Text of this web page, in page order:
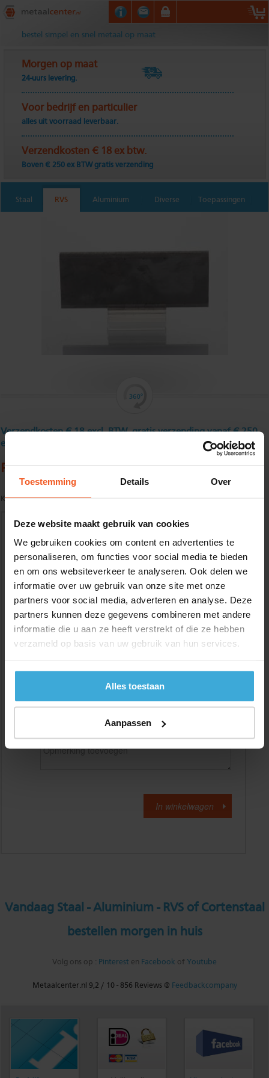
Toestemming Details Over
Deze website maakt gebruik van cookies
We gebruiken cookies om content en advertenties te
personaliseren, om functies voor social media te bieden
en om ons websiteverkeer te analyseren. Ook delen we
informatie over uw gebruik van onze site met onze
partners voor social media, adverteren en analyse. Deze
partners kunnen deze gegevens combineren met andere
informatie die u aan ze heeft verstrekt of die ze hebben
verzameld op basis van uw gebruik van hun services.
Alles toestaan
Aanpassen
Metaalcenter.nl
bestel simpel en snel metaal op maat
Morgen op maat
24-uurs levering.
Voor bedrijf en particulier
alles uit voorraad leverbaar.
Verzendkosten € 18 ex btw.
Boven € 250 ex BTW gratis verzending
Staal RVS Aluminium Diverse Toepassingen
Verzendkosten € 18 excl. BTW, gratis verzending vanaf € 250
excl. BTW
Platstaf, roestvast, geslit35 x 5 mm
Kwaliteit: AISI 304
Gewenste
lengtemaat in
(max. 2000 mm)
+/- 2 mm lengtetolerantie
Materiaalkosten
Alle bedragen zijn excl. 21% BTW
Vandaag Staal - Aluminium - RVS of Cortenstaal
bestellen morgen in huis
Volg ons op : Pinterest en Facebook of Youtube
Metaalcenter.nl 9,2 / 10 -856 Reviews @ Feedbackcompany